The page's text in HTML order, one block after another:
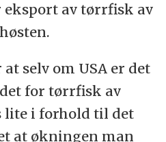
eksport av tørrfisk av
selv om USA er det
for tørrfisk av
lite i forhold til det
at økningen man